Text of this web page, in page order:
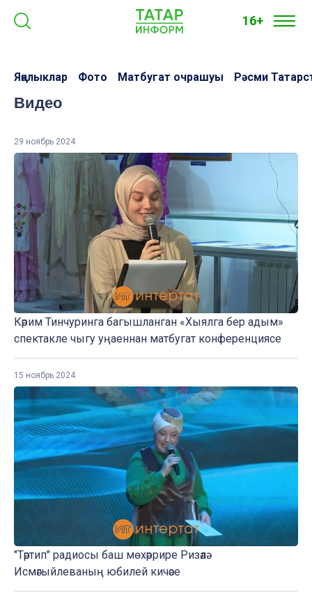
16+
Яңалыклар Фото Матбугат очрашуы Рәсми
Видео
29 ноябрь 2024
Кәрим Тинчуринга багышланган «Хыялга бер адым»
спектакле чыгу уңаеннан матбугат конференциясе
15 ноябрь 2024
"Тәртип" радиосы баш мөхәррире Ризәлә
Исмәгыйлеваның юбилей кичәсе